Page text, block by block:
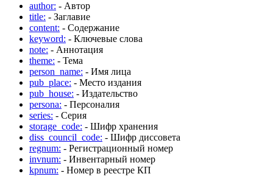
author: - Автор
title: - Заглавие
content: - Содержание
keyword: - Ключевые слова
note: - Аннотация
theme: - Тема
person_name: - Имя лица
pub_place: - Место издания
pub_house: - Издательство
persona: - Персоналия
series: - Серия
storage_code: - Шифр хранения
diss_council_code: - Шифр диссовета
regnum: - Регистрационный номер
invnum: - Инвентарный номер
kpnum: - Номер в реестре КП